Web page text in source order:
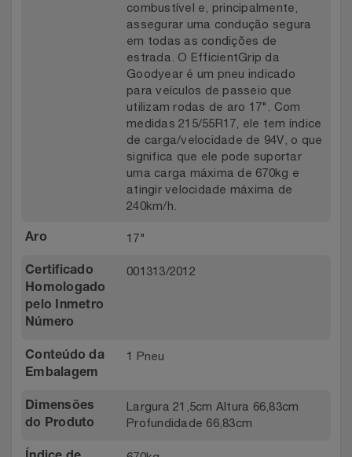
combustível e, principalmente,
assegurar uma condução segura
em todas as condições de
estrada. O EfficientGrip da
Goodyear é um pneu indicado
para veículos de passeio que
utilizam rodas de aro 17". Com
medidas 215/55R17, ele tem índice
de carga/velocidade de 94V, o que
significa que ele pode suportar
uma carga máxima de 670kg e
atingir velocidade máxima de
240km/h.
Aro 17"
Certificado
Homologado
pelo Inmetro
Número
001313/2012
Conteúdo da
Embalagem
1 Pneu
Dimensões
do Produto
Largura 21,5cm Altura 66,83cm
Profundidade 66,83cm